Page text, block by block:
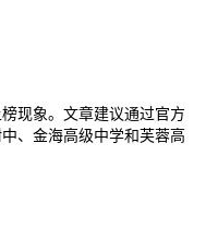
现象。文章建议通过官方
、金海高级中学和芙蓉高